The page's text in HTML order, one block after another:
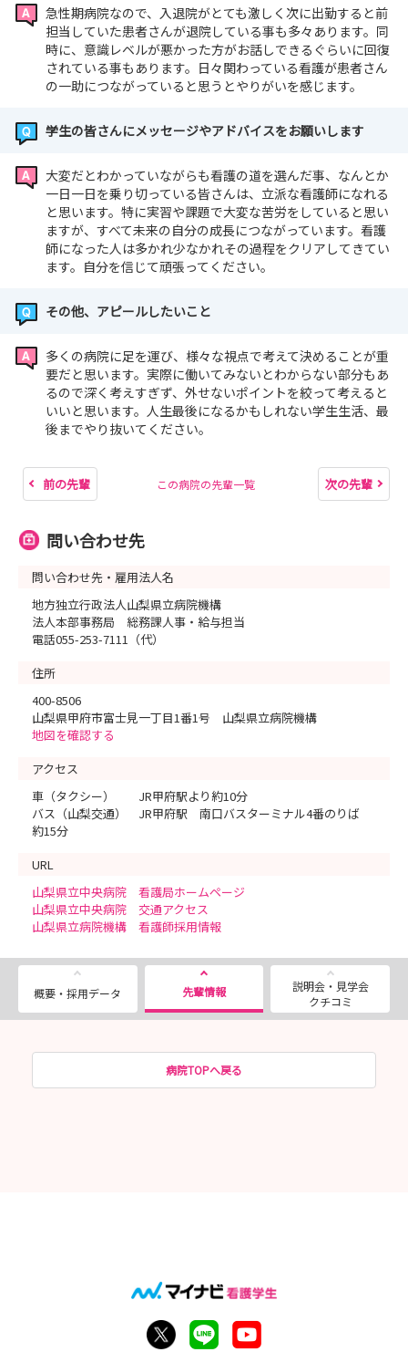
急性期病院なので、入退院がとても激しく次に出勤すると前
担当していた患者さんが退院している事も多々あります。同
時に、意識レベルが悪かった方がお話しできるぐらいに回復
されている事もあります。日々関わっている看護が患者さん
の一助につながっていると思うとやりがいを感じます。
学生の皆さんにメッセージやアドバイスをお願いします
大変だとわかっていながらも看護の道を選んだ事、なんとか
一日一日を乗り切っている皆さんは、立派な看護師になれる
と思います。特に実習や課題で大変な苦労をしていると思い
ますが、すべて未来の自分の成長につながっています。看護
師になった人は多かれ少なかれその過程をクリアしてきてい
ます。自分を信じて頑張ってください。
その他、アピールしたいこと
多くの病院に足を運び、様々な視点で考えて決めることが重
要だと思います。実際に働いてみないとわからない部分もあ
るので深く考えすぎず、外せないポイントを絞って考えると
いいと思います。人生最後になるかもしれない学生生活、最
後までやり抜いてください。
前の先輩 この病院の先輩一覧 次の先輩
問い合わせ先
問い合わせ先・雇用法人名
地方独立行政法人山梨県立病院機構
法人本部事務局 総務課人事・給与担当
電話055-253-7111（代）
住所
400-8506
山梨県甲府市富士見一丁目1番1号 山梨県立病院機構
地図を確認する
アクセス
車（タクシー） JR甲府駅より約10分
バス（山梨交通） JR甲府駅 南口バスターミナル4番のりば
約15分
URL
山梨県立中央病院 看護局ホームページ
山梨県立中央病院 交通アクセス
山梨県立病院機構 看護師採用情報
概要・採用データ 先輩情報
説明会・見学会
クチコミ
病院TOPへ戻る